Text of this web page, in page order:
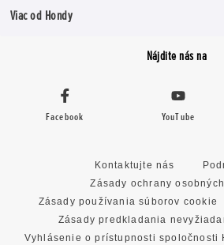
Viac od Hondy
Nájdite nás na
Facebook YouTube
Kontaktujte nás
Zásady ochrany
Zásady používania súborov cookie
Zásady predkladania
Vyhlásenie o prístupnosti spoločnosti